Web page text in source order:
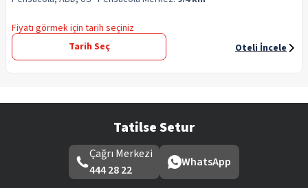
Fiyatı görmek için tarih seçiniz
Tarih Seç
Oteli İncele
Tatilse Setur
Çağrı Merkezi
444 28 22
WhatsApp